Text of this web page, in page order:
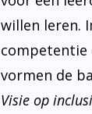
willen leren.
competentie
vormen de
Visie op